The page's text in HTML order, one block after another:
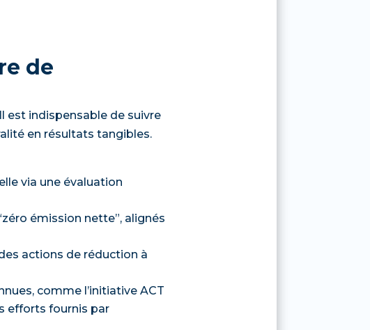
de
Il est indispensable de suivre
en résultats tangibles.
via une évaluation
émission nette”, alignés
actions de réduction à
comme l’initiative ACT
efforts fournis par